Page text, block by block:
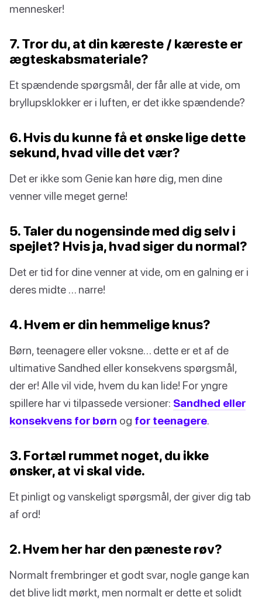
mennesker!
7. Tror du, at din kæreste / kæreste er
ægteskabsmateriale?
Et spændende spørgsmål, der får alle at vide, om
bryllupsklokker er i luften, er det ikke spændende?
6. Hvis du kunne få et ønske lige dette
sekund, hvad ville det vær?
Det er ikke som Genie kan høre dig, men dine
venner ville meget gerne!
5. Taler du nogensinde med dig selv i
spejlet? Hvis ja, hvad siger du normal?
Det er tid for dine venner at vide, om en galning er i
deres midte … narre!
4. Hvem er din hemmelige knus?
Børn, teenagere eller voksne… dette er et af de
ultimative Sandhed eller konsekvens spørgsmål,
der er! Alle vil vide, hvem du kan lide! For yngre
spillere har vi tilpassede versioner: Sandhed eller
konsekvens for børn og for teenagere.
3. Fortæl rummet noget, du ikke
ønsker, at vi skal vide.
Et pinligt og vanskeligt spørgsmål, der giver dig tab
af ord!
2. Hvem her har den pæneste røv?
Normalt frembringer et godt svar, nogle gange kan
det blive lidt mørkt, men normalt er dette et solidt